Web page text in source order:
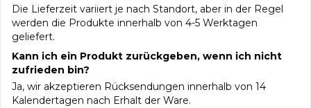
Die Lieferzeit variiert je nach Standort, aber in der Regel
werden die Produkte innerhalb von 4-5 Werktagen
geliefert.
Kann ich ein Produkt zurückgeben, wenn ich nicht
zufrieden bin?
Ja, wir akzeptieren Rücksendungen innerhalb von 14
Kalendertagen nach Erhalt der Ware.